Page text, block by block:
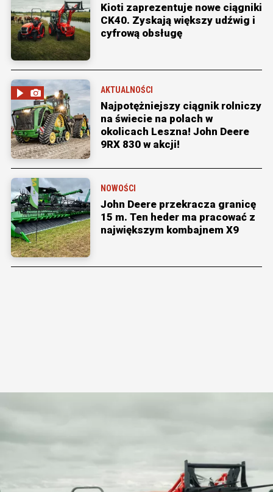
Kioti zaprezentuje nowe ciągniki
CK40. Zyskają większy udźwig i
cyfrową obsługę
AKTUALNOŚCI
Najpotężniejszy ciągnik rolniczy
na świecie na polach w
okolicach Leszna! John Deere
9RX 830 w akcji!
NOWOŚCI
John Deere przekracza granicę
15 m. Ten heder ma pracować z
największym kombajnem X9